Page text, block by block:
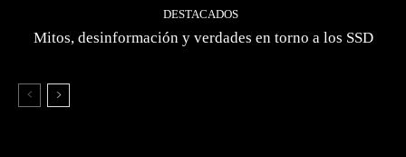
DESTACADOS
Mitos, desinformación y verdades en torno a los SSD